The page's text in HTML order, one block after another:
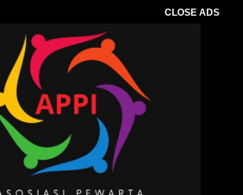
CLOSE ADS